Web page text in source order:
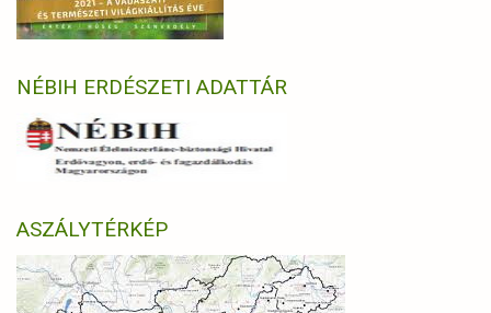
NÉBIH ERDÉSZETI ADATTÁR
ASZÁLYTÉRKÉP